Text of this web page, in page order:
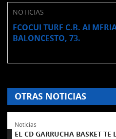
NOTICIAS
ECOCULTURE C.B.
BALONCESTO, 73.
OTRAS NOTICIAS
Noticias
EL CD GARRUCHA BASKET